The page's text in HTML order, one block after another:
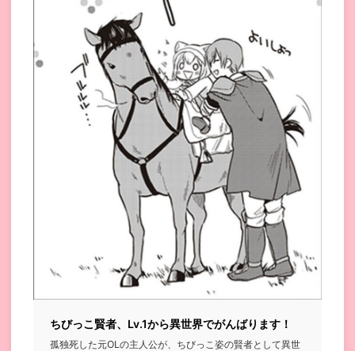
ちびっこ賢者、Lv.1から異世界でがんばります！
孤独死した元OLの主人公が、ちびっこ姿の賢者として異世